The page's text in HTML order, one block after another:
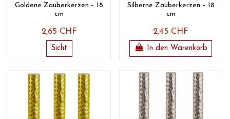
Goldene Zauberkerzen – 18
cm
2,65 CHF
Sicht
Silberne Zauberkerzen – 18
cm
2,45 CHF
In den Warenkorb